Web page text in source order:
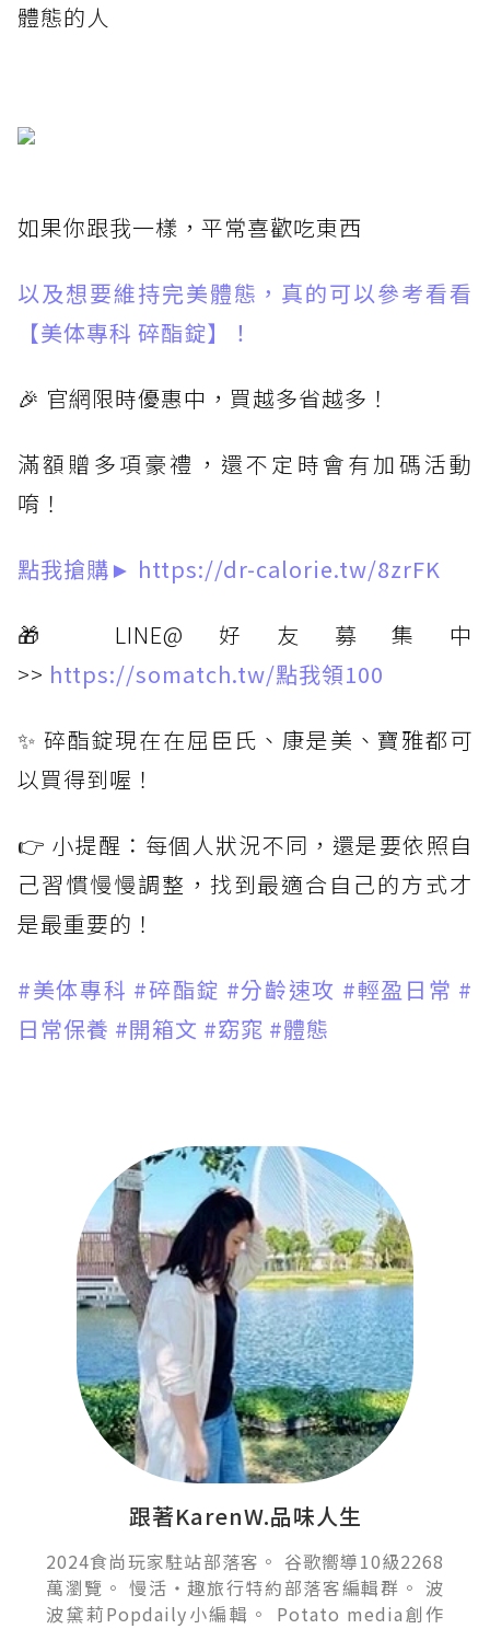
體態的人
如果你跟我一樣，平常喜歡吃東西
以及想要維持完美體態，真的可以參考看看
【美体專科 碎酯錠】！
🎉 官網限時優惠中，買越多省越多！
滿額贈多項豪禮，還不定時會有加碼活動
唷！
點我搶購► https://dr-calorie.tw/8zrFK
🎁 LINE@好友募集中
>> https://somatch.tw/點我領100
✨ 碎酯錠現在在屈臣氏、康是美、寶雅都可
以買得到喔！
👉 小提醒：每個人狀況不同，還是要依照自
己習慣慢慢調整，找到最適合自己的方式才
是最重要的！
#美体專科 #碎酯錠 #分齡速攻 #輕盈日常 #
日常保養 #開箱文 #窈窕 #體態
跟著KarenW.品味人生
2024食尚玩家駐站部落客。 谷歌嚮導10級2268
萬瀏覽。 慢活‧趣旅行特約部落客編輯群。 波
波黛莉Popdaily小編輯。 Potato media創作